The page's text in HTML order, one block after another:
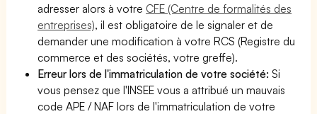
adresser alors à votre CFE (Centre de formalités des
entreprises), il est obligatoire de le signaler et de
demander une modification à votre RCS (Registre du
commerce et des sociétés, votre greffe).
Erreur lors de l'immatriculation de votre société:Si
vous pensez que l'INSEE vous a attribué un mauvais
code APE / NAF lors de l'immatriculation de votre